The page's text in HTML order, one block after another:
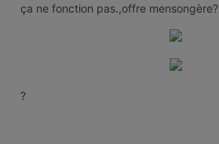
ça ne fonction pas.,offre mensongère?
?